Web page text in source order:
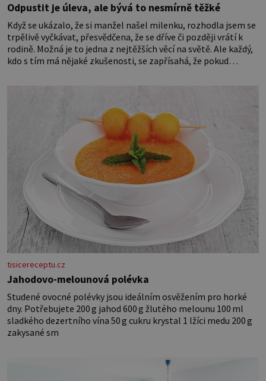
Odpustit je úleva, ale bývá to nesmírně těžké
Když se ukázalo, že si manžel našel milenku, rozhodla jsem se
trpělivě vyčkávat, přesvědčena, že se dříve či později vrátí k
rodině. Možná je to jedna z nejtěžších věcí na světě. Ale každý,
kdo s tím má nějaké zkušenosti, se zapřísahá, že pokud
tisicereceptu.cz
Jahodovo-melounová polévka
Studené ovocné polévky jsou ideálním osvěžením pro horké
dny. Potřebujete 200 g jahod 600 g žlutého melounu 100 ml
sladkého dezertního vína 50 g cukru krystal 1 lžíci medu 200 g
zakysané sm